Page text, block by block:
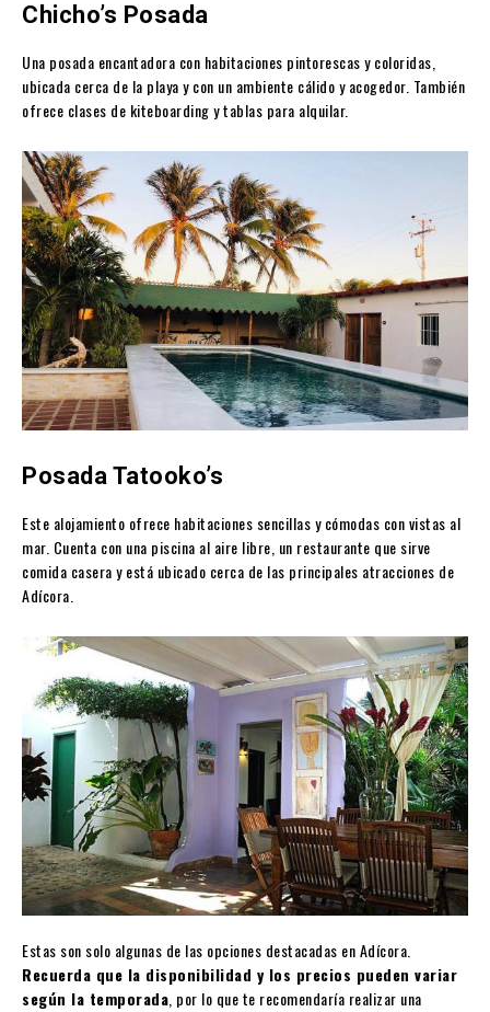
Chicho’s Posada
Una posada encantadora con habitaciones pintorescas y coloridas,
ubicada cerca de la playa y con un ambiente cálido y acogedor. También
ofrece clases de kiteboarding y tablas para alquilar.
Posada Tatooko’s
Este alojamiento ofrece habitaciones sencillas y cómodas con vistas al
mar. Cuenta con una piscina al aire libre, un restaurante que sirve
comida casera y está ubicado cerca de las principales atracciones de
Adícora.
Estas son solo algunas de las opciones destacadas en Adícora.
Recuerda que la disponibilidad y los precios pueden variar
según la temporada, por lo que te recomendaría realizar una